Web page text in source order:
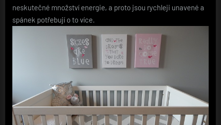
neskutečné množství energie, a proto jsou rychleji unavené a
spánek potřebují o to více.